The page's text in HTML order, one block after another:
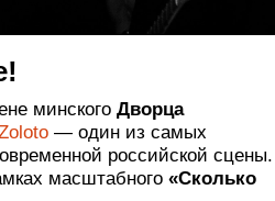
минского Дворца
— один из самых
российской сцены.
масштабного «Сколько